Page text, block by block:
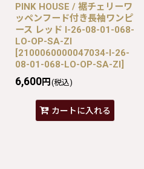
PINK HOUSE / 裾チェリーワ
ッペンフード付き長袖ワンピ
ース レッド I-26-08-01-068-
LO-OP-SA-ZI
[2100060000047034-I-26-
08-01-068-LO-OP-SA-ZI]
6,600円 (税込)
カートに入れる